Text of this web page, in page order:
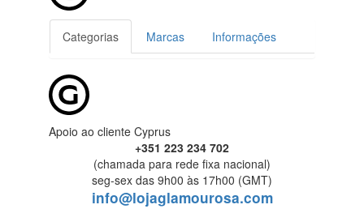
Categorias Marcas Informações
Apoio ao cliente Cyprus
+351 223 234 702
(chamada para rede fixa nacional)
seg-sex das 9h00 às 17h00 (GMT)
info@lojaglamourosa.com